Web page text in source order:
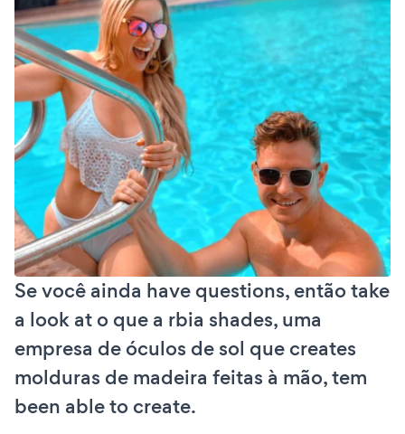
Se você ainda have questions, então take
a look at o que a rbia shades, uma
empresa de óculos de sol que creates
molduras de madeira feitas à mão, tem
been able to create.